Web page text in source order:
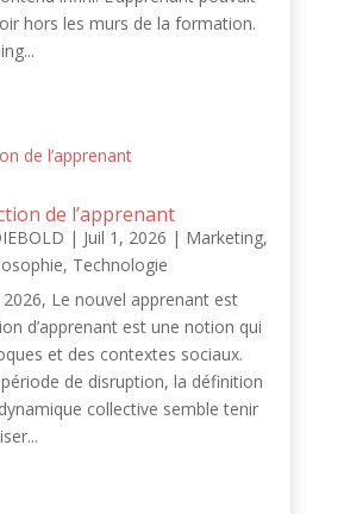
hors les murs de la formation.
de l’apprenant
| Juil 1, 2026 | Marketing,
, Technologie
2026, Le nouvel apprenant est
d’apprenant est une notion qui
et des contextes sociaux.
période de disruption, la définition
collective semble tenir